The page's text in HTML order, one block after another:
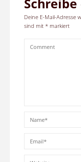
Deine E-Mail-Adresse
sind mit *markiert